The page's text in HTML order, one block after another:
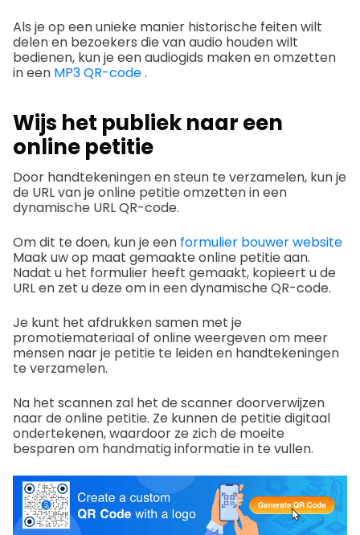
Als je op een unieke manier historische feiten wilt
delen en bezoekers die van audio houden wilt
bedienen, kun je een audiogids maken en omzetten
in een MP3 QR-code.
Wijs het publiek naar een
online petitie
Door handtekeningen en steun te verzamelen, kun je
de URL van je online petitie omzetten in een
dynamische URL QR-code.
Om dit te doen, kun je een formulier bouwer website
Maak uw op maat gemaakte online petitie aan.
Nadat u het formulier heeft gemaakt, kopieert u de
URL en zet u deze om in een dynamische QR-code.
Je kunt het afdrukken samen met je
promotiemateriaal of online weergeven om meer
mensen naar je petitie te leiden en handtekeningen
te verzamelen.
Na het scannen zal het de scanner doorverwijzen
naar de online petitie. Ze kunnen de petitie digitaal
ondertekenen, waardoor ze zich de moeite
besparen om handmatig informatie in te vullen.